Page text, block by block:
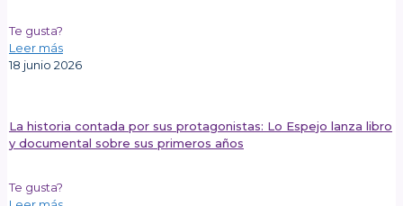
Te gusta?
Leer más
18 junio 2026
La historia contada por sus protagonistas: Lo Espejo lanza libro
y documental sobre sus primeros años
Te gusta?